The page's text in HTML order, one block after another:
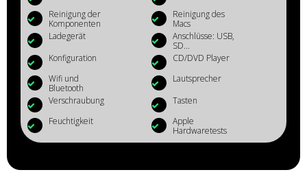
Reinigung der
Komponenten
Reinigung des
Macs
Ladegerät
Anschlüsse: USB,
SD...
Konfiguration
CD/DVD Player
Wifi und
Bluetooth
Lautsprecher
Verschraubung
Tasten
Feuchtigkeit
Apple
Hardwaretests